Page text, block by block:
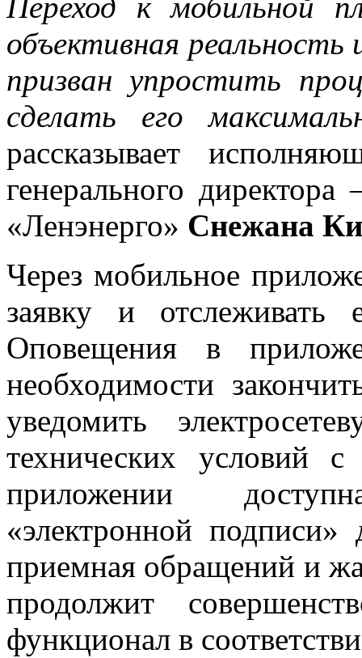
Переход к мобильной
объективная
призван упростить
сделать его
рассказывает
генерального
«Ленэнерго» Снежана
Через мобильное
заявку и
Оповещения в
необходимости
уведомить
технических условий
приложении
«электронной подписи»
приемная обращений и
продолжит
функционал в